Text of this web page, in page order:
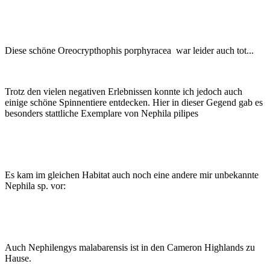
Diese schöne Oreocrypthophis porphyracea war leider auch tot...
Trotz den vielen negativen Erlebnissen konnte ich jedoch auch
einige schöne Spinnentiere entdecken. Hier in dieser Gegend gab es
besonders stattliche Exemplare von Nephila pilipes
Es kam im gleichen Habitat auch noch eine andere mir unbekannte
Nephila sp. vor:
Auch Nephilengys malabarensis ist in den Cameron Highlands zu
Hause.